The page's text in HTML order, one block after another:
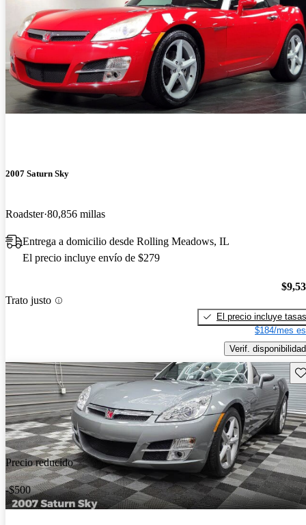
2007 Saturn Sky
Roadster 80,856 millas
Entrega a domicilio desde Rolling Meadows, IL
El precio incluye envío de $279
Trato justo
El precio incluye tasas
$184/mes
Verif. disponibilidad
Precio reducido
-$500